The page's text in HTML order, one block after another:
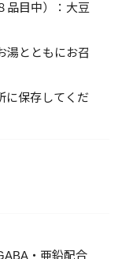
品目中）：大豆
湯とともにお召
に保存してくだ
・亜鉛配合